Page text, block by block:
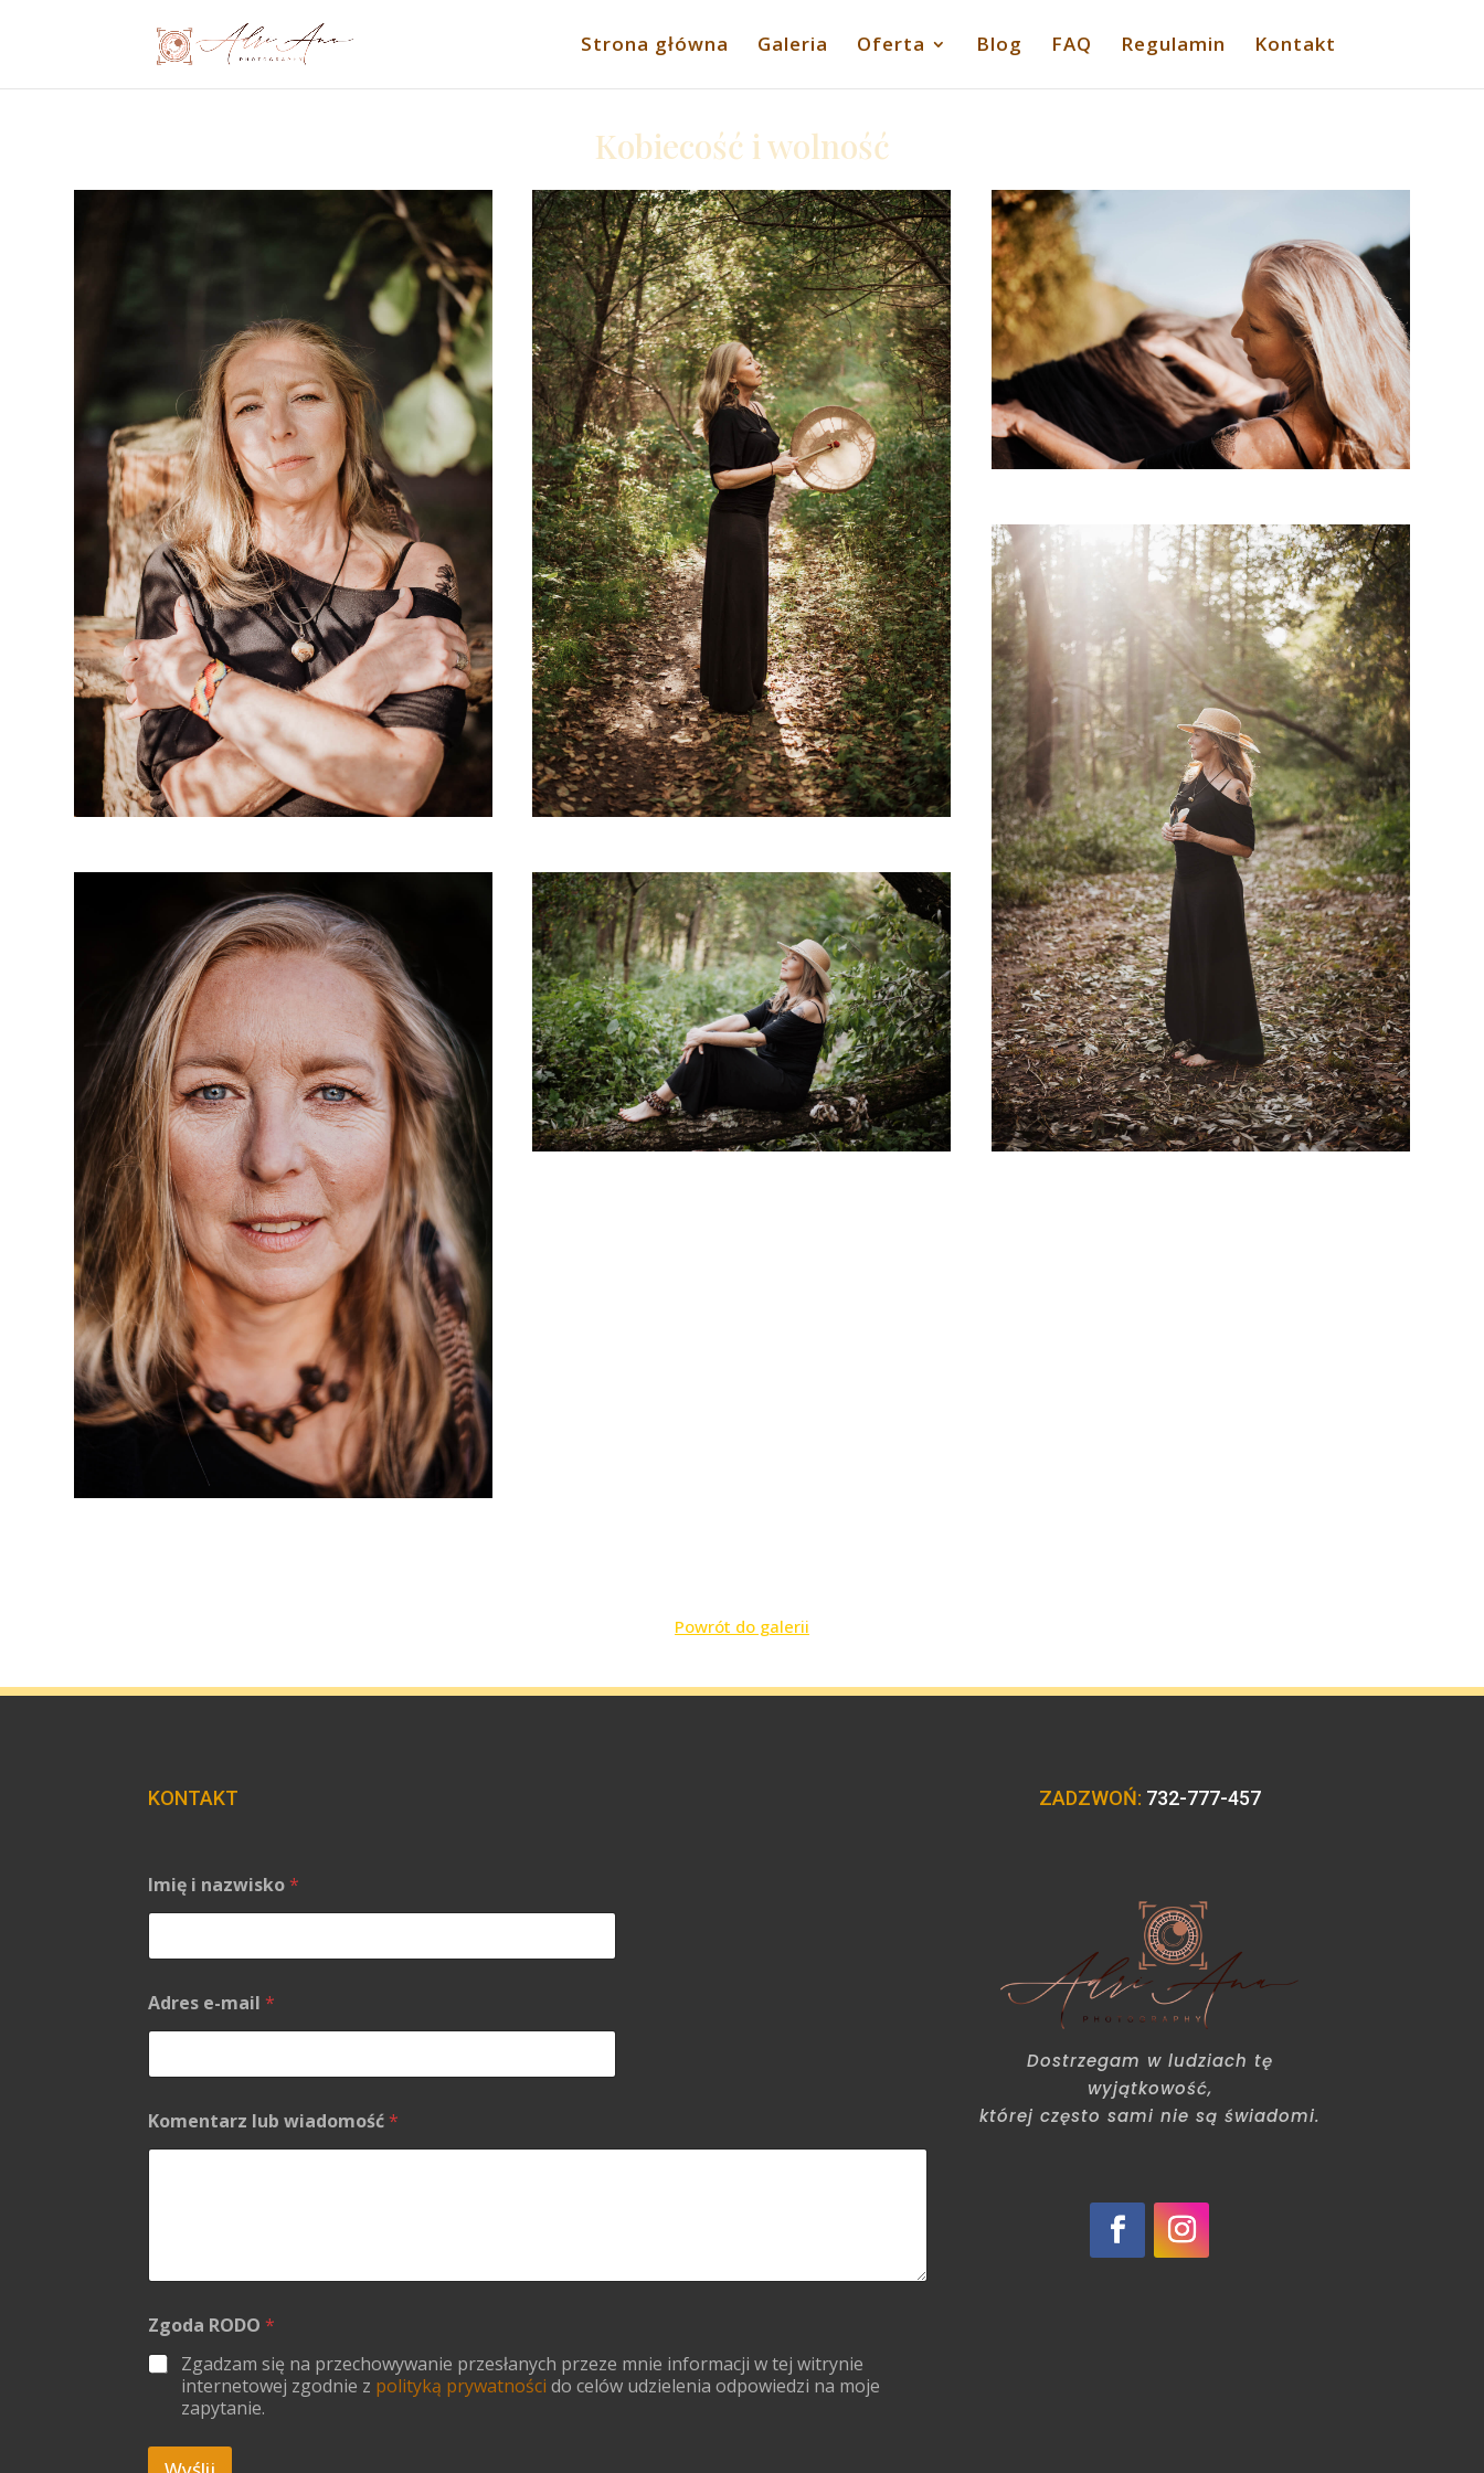
Strona główna Galeria Oferta Blog FAQ Regulamin Kontakt
Kobiecość i wolność
Powrót do galerii
KONTAKT
Imię i nazwisko*
Adres e-mail*
u
b
Komentarz lub wiadomość*
Zgoda RODO*
Zgadzam się na przechowywanie przesłanych przeze mnie informacji w tej witrynie
internetowej zgodnie z polityką prywatności do celów udzielenia odpowiedzi na moje
zapytanie.
ZADZWOŃ: 732-777-457
Dostrzegam w ludziach tę
wyjątkowość,
której często sami nie są świadomi.